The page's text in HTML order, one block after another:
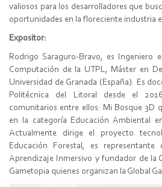
valiosos para los desarrolladores que
oportunidades en la floreciente industria
Expositor:
Rodrigo Saraguro-Bravo, es Ingeniero
Computación de la UTPL, Máster en
Universidad de Granada (España). Es
Politécnica del Litoral desde el
comunitarios entre ellos: Mi Bosque 3D
en la categoría Educación Ambiental
Actualmente dirige el proyecto
Educación Forestal, es
Aprendizaje Inmersivo y fundador de la
Gametopia quienes organizan la Global